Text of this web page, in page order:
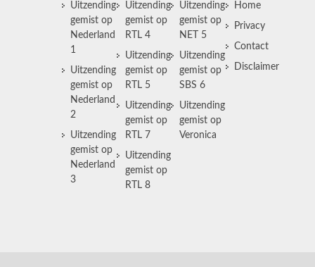
Uitzending
gemist op
Nederland
1
Uitzending
gemist op
Nederland
2
Uitzending
gemist op
Nederland
3
Uitzending
gemist op
RTL 4
Uitzending
gemist op
RTL 5
Uitzending
gemist op
RTL 7
Uitzending
gemist op
RTL 8
Uitzending
gemist op
NET 5
Uitzending
gemist op
SBS 6
Uitzending
gemist op
Veronica
Home
Privacy
Contact
Disclaimer